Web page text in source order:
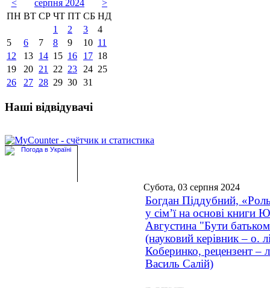
< серпня 2024
>
ПН ВТ СР ЧТ ПТ СБ НД
1
2 3
4
5
6 7 8 9 10 11
12
13 14 15 16 17 18
19
20 21 22 23 24 25
26
27 28 29 30 31
Наші відвідувачі
Субота, 03 серпня 2024
Богдан Піддубний,
у сім’ї на основі книги
Августина "Бути
(науковий керівник – о.
Коберинко, рецензент –
Василь Салій)